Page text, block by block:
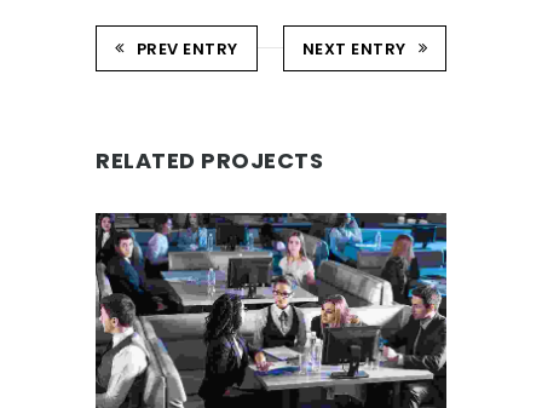
PREV ENTRY NEXT ENTRY
RELATED PROJECTS